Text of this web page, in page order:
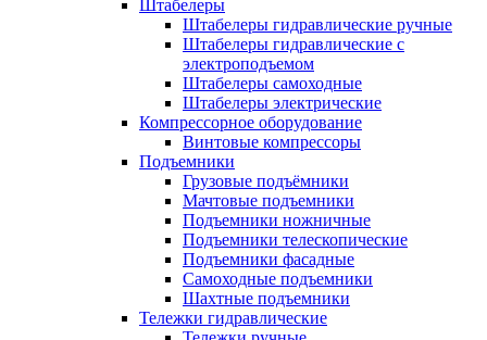
Штабелеры
Штабелеры гидравлические ручные
Штабелеры гидравлические с
электроподъемом
Штабелеры самоходные
Штабелеры электрические
Компрессорное оборудование
Винтовые компрессоры
Подъемники
Грузовые подъёмники
Мачтовые подъемники
Подъемники ножничные
Подъемники телескопические
Подъемники фасадные
Самоходные подъемники
Шахтные подъемники
Тележки гидравлические